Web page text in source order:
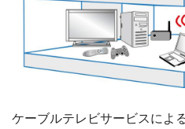
ケーブルテレビサービスによ